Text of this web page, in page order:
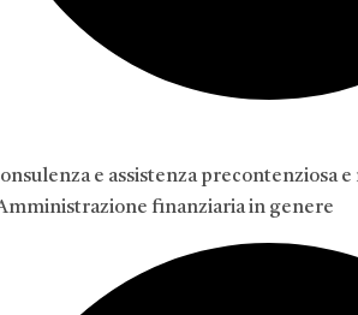
e assistenza precontenziosa
finanziaria in genere